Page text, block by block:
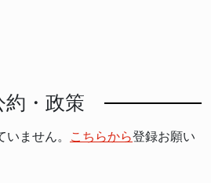
約・政策
ません。 こちらから登録お願い